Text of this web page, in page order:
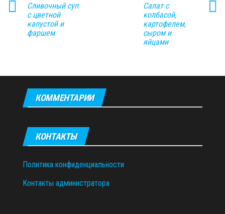
Сливочный суп
с цветной
капустой и
фаршем
Салат с
колбасой,
картофелем,
сыром и
яйцами
КОММЕНТАРИИ
КОНТАКТЫ
Политика конфиденциальности
Контакты администратора